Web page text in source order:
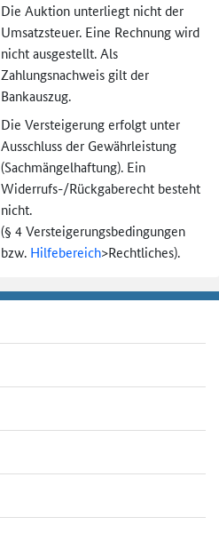
Die Auktion unterliegt nicht der
Umsatzsteuer. Eine Rechnung wird
nicht ausgestellt. Als
Zahlungsnachweis gilt der
Bankauszug.
Die Versteigerung erfolgt unter
Ausschluss der Gewährleistung
(Sachmängel­haftung). Ein
Widerrufs-/Rückgaberecht besteht
nicht.
(§ 4 Versteigerungs­bedingungen
bzw. Hilfebereich>Rechtliches).